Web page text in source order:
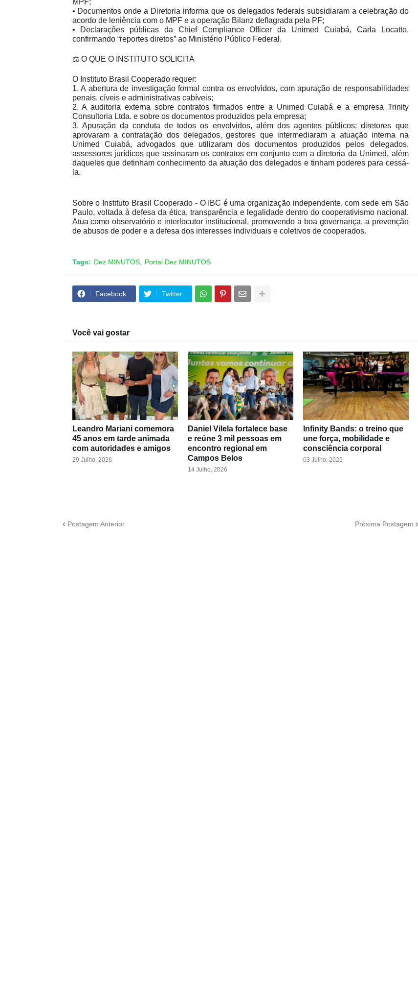
MPF;
• Documentos onde a Diretoria informa que os delegados federais subsidiaram a celebração do
acordo de leniência com o MPF e a operação Bilanz deflagrada pela PF;
•
Declarações públicas da Chief Compliance Officer da Unimed Cuiabá, Carla Locatto,
confirmando “reportes diretos” ao Ministério Público Federal.
⚖️ O QUE O INSTITUTO SOLICITA
O Instituto Brasil Cooperado requer:
1. A abertura de investigação formal contra os envolvidos, com apuração de responsabilidades
penais, cíveis e administrativas cabíveis;
2. A auditoria externa sobre contratos firmados entre a Unimed Cuiabá e a empresa Trinity
Consultoria Ltda. e sobre os documentos produzidos pela empresa;
3. Apuração da conduta de todos os envolvidos, além dos agentes públicos: diretores que
aprovaram a contratação dos delegados, gestores que intermediaram a atuação interna na
Unimed Cuiabá, advogados que utilizaram dos documentos produzidos pelos delegados,
assessores jurídicos que assinaram os contratos em conjunto com a diretoria da Unimed, além
daqueles que detinham conhecimento da atuação dos delegados e tinham poderes para cessá-
la.
Sobre o Instituto Brasil Cooperado - O IBC é uma organização independente, com sede em São
Paulo, voltada à defesa da ética, transparência e legalidade dentro do cooperativismo nacional.
Atua como observatório e interlocutor institucional, promovendo a boa governança, a prevenção
de abusos de poder e a defesa dos interesses individuais e coletivos de cooperados.
Tags: Dez MINUTOS Portal Dez MINUTOS
Facebook Twitter
Você vai gostar
Leandro Mariani comemora
45 anos em tarde animada
com autoridades e amigos
29 Julho, 2026
Daniel Vilela fortalece base
e reúne 3 mil pessoas em
encontro regional em
Campos Belos
14 Julho, 2026
Infinity Bands: o treino que
une força, mobilidade e
consciência corporal
03 Julho, 2026
Postagem Anterior Próxima Postagem